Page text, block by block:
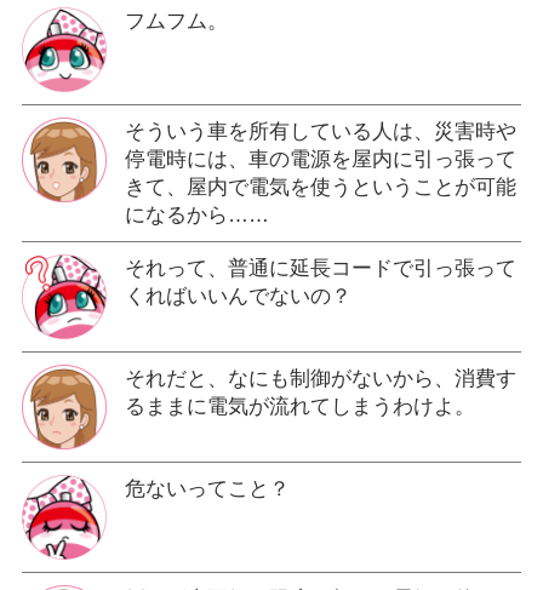
フムフム。
そういう車を所有している人は、災害時や
停電時には、車の電源を屋内に引っ張って
きて、屋内で電気を使うということが可能
になるから……
それって、普通に延長コードで引っ張って
くればいいんでないの？
それだと、なにも制御がないから、消費す
るままに電気が流れてしまうわけよ。
危ないってこと？